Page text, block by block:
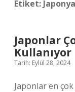
Etiket:
Japonlar
Kullanıyor
Tarih: Eylül 28, 2024
Japonlar en